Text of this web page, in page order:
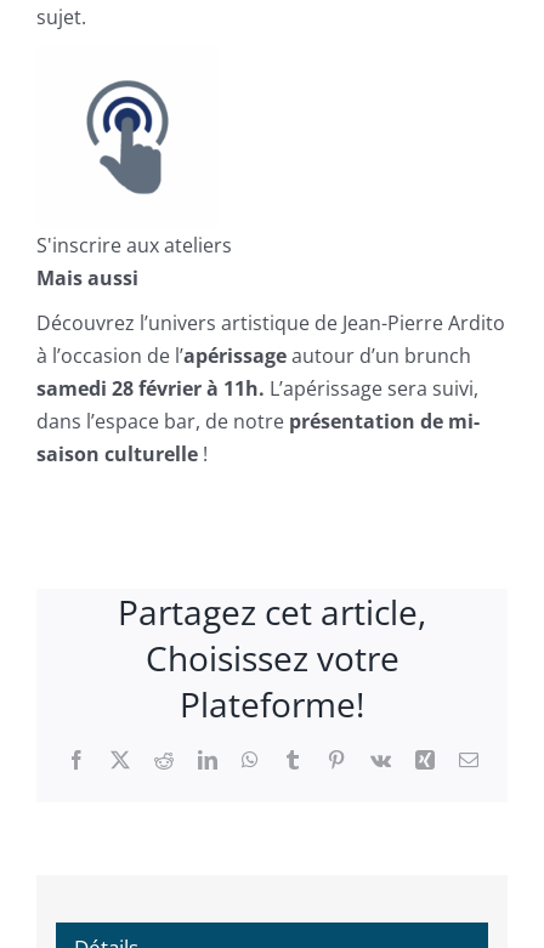
sujet.
S'inscrire aux ateliers
Mais aussi
Découvrez l’univers artistique de Jean-Pierre Ardito
à l’occasion de l’apérissageautour d’un brunch
samedi 28 février à 11h. L’apérissage sera suivi,
dans l’espace bar, de notreprésentation de mi-
saison culturelle !
Partagez cet article,
Choisissez votre
Plateforme!
Facebook
X RedditLinkedInWhatsApp
TumblrPinterest
Vk Xing Email